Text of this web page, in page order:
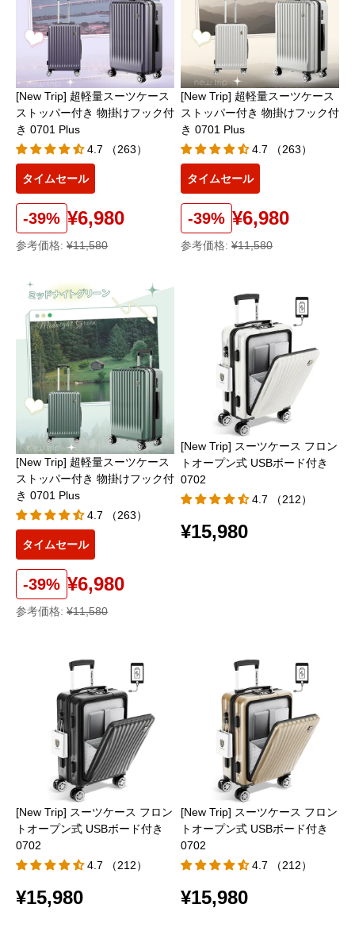
[New Trip] 超軽量スーツケース
ストッパー付き 物掛けフック付
き 0701 Plus
4.7 （263）
タイムセール
-39% ¥6,980
参考価格: ¥11,580
[New Trip] 超軽量スーツケース
ストッパー付き 物掛けフック付
き 0701 Plus
4.7 （263）
タイムセール
-39% ¥6,980
参考価格: ¥11,580
[New Trip] 超軽量スーツケース
ストッパー付き 物掛けフック付
き 0701 Plus
4.7 （263）
タイムセール
-39% ¥6,980
参考価格: ¥11,580
[New Trip] スーツケース フロン
トオープン式 USBボード付き
0702
4.7 （212）
¥15,980
[New Trip] スーツケース フロン
トオープン式 USBボード付き
0702
4.7 （212）
¥15,980
[New Trip] スーツケース フロン
トオープン式 USBボード付き
0702
4.7 （212）
¥15,980